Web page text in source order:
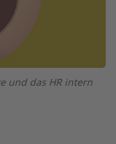
und das HR intern